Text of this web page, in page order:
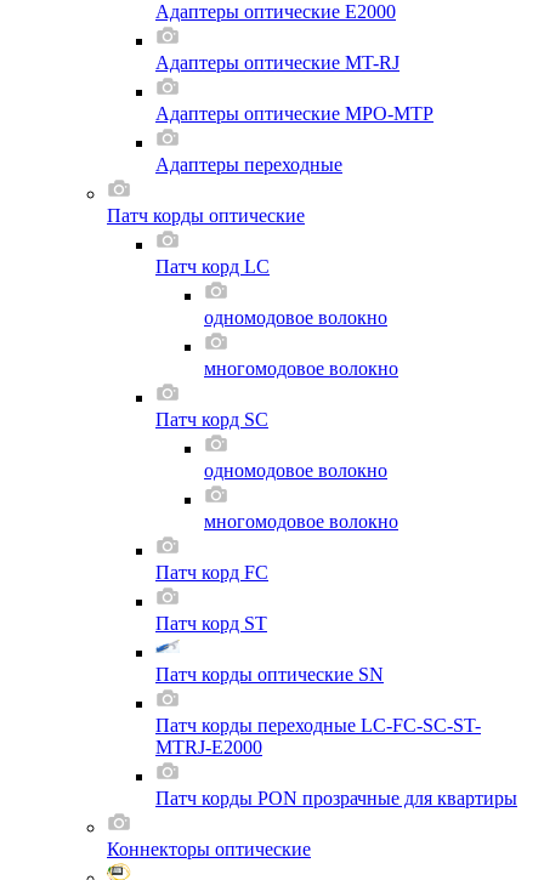
Адаптеры оптические E2000
Адаптеры оптические MT-RJ
Адаптеры оптические MPO-MTP
Адаптеры переходные
Патч корды оптические
Патч корд LC
одномодовое волокно
многомодовое волокно
Патч корд SC
одномодовое волокно
многомодовое волокно
Патч корд FC
Патч корд ST
Патч корды оптические SN
Патч корды переходные LC-FC-SC-ST-
MTRJ-E2000
Патч корды PON прозрачные для квартиры
Коннекторы оптические